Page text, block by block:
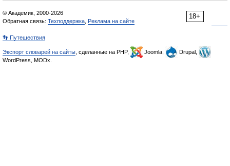
18+
© Академик, 2000-2026
Обратная связь: Техподдержка Реклама на сайте
👣 Путешествия
Экспорт словарей на сайты , сделанные на PHP, Joomla,
Drupal,
WordPress, MODx.